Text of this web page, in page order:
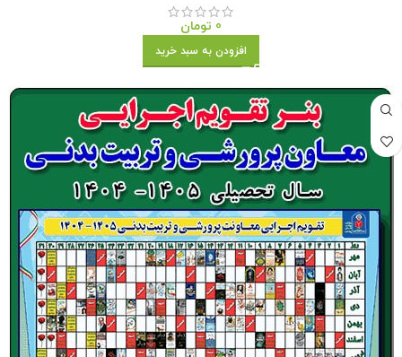
0 تومان
افزودن به سبد خرید